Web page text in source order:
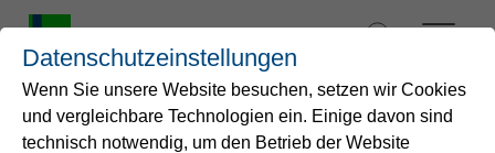
springen
Startseite
Datenschutzeinstellungen
Wenn Sie unsere Website besuchen, setzen wir Cookies
und vergleichbare Technologien ein. Einige davon sind
technisch notwendig, um den Betrieb der Website